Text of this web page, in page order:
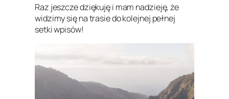
Raz jeszcze dziękuję i mam nadzieję, że
widzimy się na trasie do kolejnej pełnej
setki wpisów!